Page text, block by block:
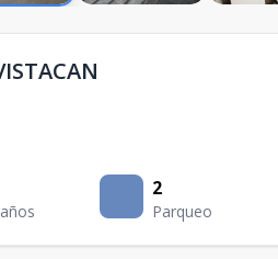
2
Parqueo